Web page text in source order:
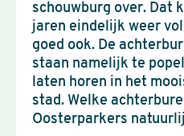
schouwburg over. Dat
jaren eindelijk weer
goed ook. De
staan namelijk te
laten horen in het
stad. Welke
Oosterparkers